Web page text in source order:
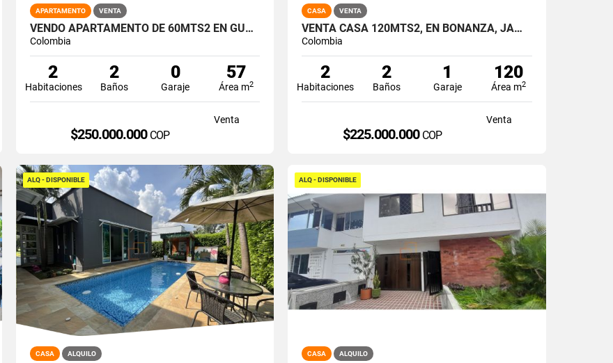
APARTAMENTO VENTA
VENDO APARTAMENTO DE 60MTS2 EN GUABINAS, YUMBO 14748-1
Colombia
2
Habitaciones
2
Baños
0
Garaje
57
Área m2
Venta
$250.000.000 COP
CASA VENTA
VENTA CASA 120MTS2, EN BONANZA, JAMUNDÍ 11417
Colombia
2
Habitaciones
2
Baños
1
Garaje
120
Área m2
Venta
$225.000.000 COP
ALQ - DISPONIBLE
CASA ALQUILO
ALQ - DISPONIBLE
CASA ALQUILO